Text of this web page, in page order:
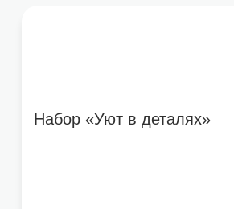
Набор «Уют в деталях»